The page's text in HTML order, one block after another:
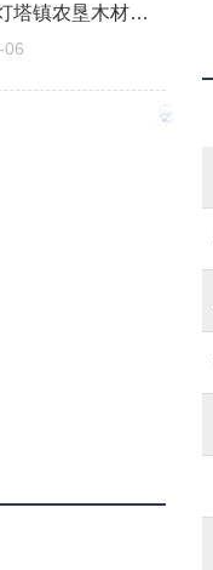
东源县灯塔镇农垦木材经营部（个体工商户）成立 注册资本20万人民币
06